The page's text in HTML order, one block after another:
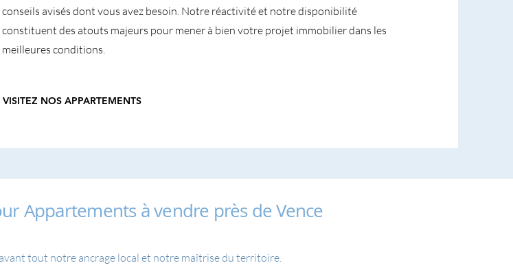
conseils avisés dont vous avez besoin. Notre réactivité et notre disponibilité
constituent des atouts majeurs pour mener à bien votre projet immobilier dans les
meilleures conditions.
VISITEZ NOS APPARTEMENTS
Appartements à vendre près de Vence
tout notre ancrage local et notre maîtrise du territoire.